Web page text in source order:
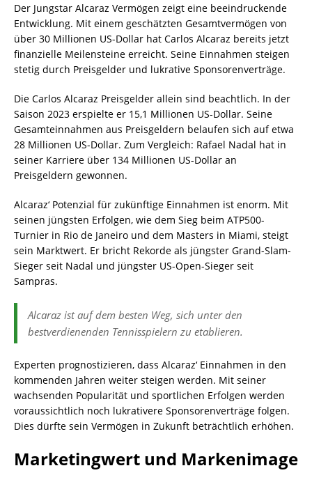
Der Jungstar Alcaraz Vermögen zeigt eine beeindruckende
Entwicklung. Mit einem geschätzten Gesamtvermögen von
über 30 Millionen US-Dollar hat Carlos Alcaraz bereits jetzt
finanzielle Meilensteine erreicht. Seine Einnahmen steigen
stetig durch Preisgelder und lukrative Sponsorenverträge.
Die Carlos Alcaraz Preisgelder allein sind beachtlich. In der
Saison 2023 erspielte er 15,1 Millionen US-Dollar. Seine
Gesamteinnahmen aus Preisgeldern belaufen sich auf etwa
28 Millionen US-Dollar. Zum Vergleich: Rafael Nadal hat in
seiner Karriere über 134 Millionen US-Dollar an
Preisgeldern gewonnen.
Alcaraz‘ Potenzial für zukünftige Einnahmen ist enorm. Mit
seinen jüngsten Erfolgen, wie dem Sieg beim ATP500-
Turnier in Rio de Janeiro und dem Masters in Miami, steigt
sein Marktwert. Er bricht Rekorde als jüngster Grand-Slam-
Sieger seit Nadal und jüngster US-Open-Sieger seit
Sampras.
Alcaraz ist auf dem besten Weg, sich unter den
bestverdienenden Tennisspielern zu etablieren.
Experten prognostizieren, dass Alcaraz‘ Einnahmen in den
kommenden Jahren weiter steigen werden. Mit seiner
wachsenden Popularität und sportlichen Erfolgen werden
voraussichtlich noch lukrativere Sponsorenverträge folgen.
Dies dürfte sein Vermögen in Zukunft beträchtlich erhöhen.
Marketingwert und Markenimage